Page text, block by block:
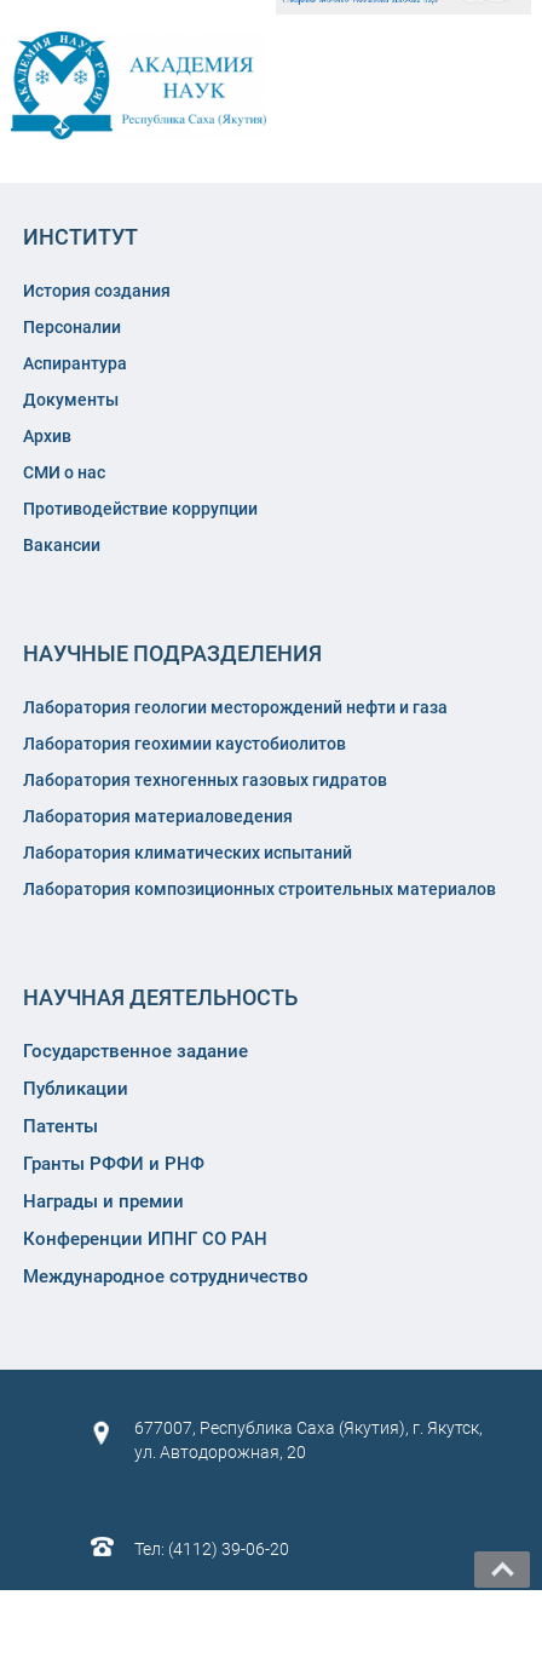
ИНСТИТУТ
История создания
Персоналии
Аспирантура
Документы
Архив
СМИ о нас
Противодействие коррупции
Вакансии
НАУЧНЫЕ ПОДРАЗДЕЛЕНИЯ
Лаборатория геологии месторождений нефти и газа
Лаборатория геохимии каустобиолитов
Лаборатория техногенных газовых гидратов
Лаборатория материаловедения
Лаборатория климатических испытаний
Лаборатория композиционных строительных материалов
НАУЧНАЯ ДЕЯТЕЛЬНОСТЬ
Государственное задание
Публикации
Патенты
Гранты РФФИ и РНФ
Награды и премии
Конференции ИПНГ СО РАН
Международное сотрудничество
677007, Республика Саха (Якутия), г. Якутск,
ул. Автодорожная, 20
Тел: (4112) 39-06-20